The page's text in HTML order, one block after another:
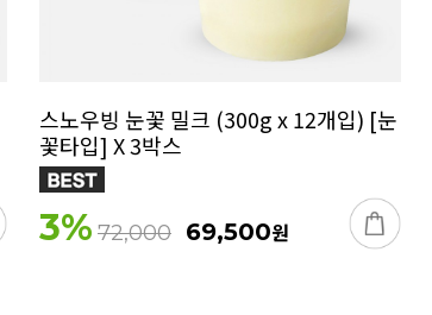
스노우빙 눈꽃 밀크 (300g x 12개입) [눈
꽃타입] X 3박스
3% 72,000 69,500원